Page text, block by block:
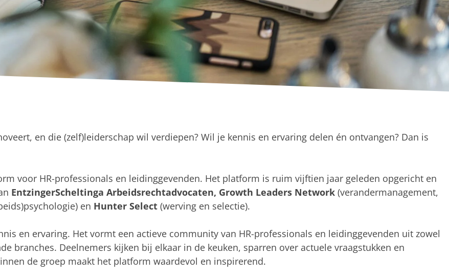
en die (zelf)leiderschap wil verdiepen? Wil je kennis en ervaring delen én ontvangen? Dan is
voor HR-professionals en leidinggevenden. Het platform is ruim vijftien jaar geleden opgericht en
EntzingerScheltinga Arbeidsrechtadvocaten, Growth Leaders Network (verandermanagement,
en Hunter Select (werving en selectie).
en ervaring. Het vormt een actieve community van HR-professionals en leidinggevenden uit zowel
branches. Deelnemers kijken bij elkaar in de keuken, sparren over actuele vraagstukken en
de groep maakt het platform waardevol en inspirerend.